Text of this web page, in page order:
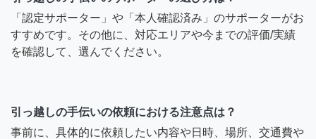
「認定サポーター」や「本人確認済み」のサポーターがお
すすめです。その他に、対応エリアや今までの評価/実績
を確認して、選んでください。
引っ越しの手伝いの依頼における注意点は？
事前に、具体的に依頼したい内容や日時、場所、交通費や